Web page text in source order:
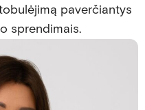
paverčiantys
sprendimais.